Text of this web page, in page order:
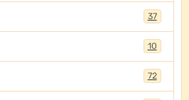
37
10
72